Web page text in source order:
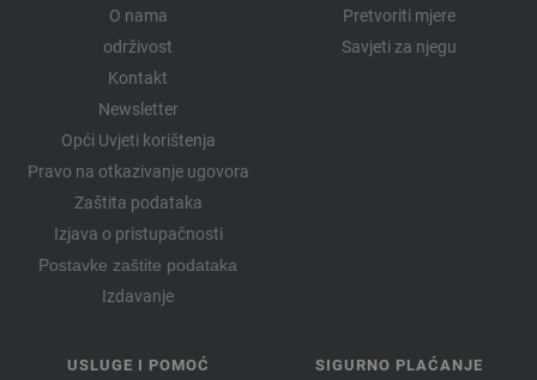
O nama
održivost
Kontakt
Newsletter
Opći Uvjeti korištenja
Pravo na otkazivanje ugovora
Zaštita podataka
Izjava o pristupačnosti
Postavke zaštite podataka
Izdavanje
Pretvoriti mjere
Savjeti za njegu
USLUGE I POMOĆ SIGURNO PLAĆANJE